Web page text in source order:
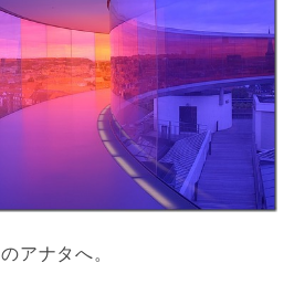
アナタへ。